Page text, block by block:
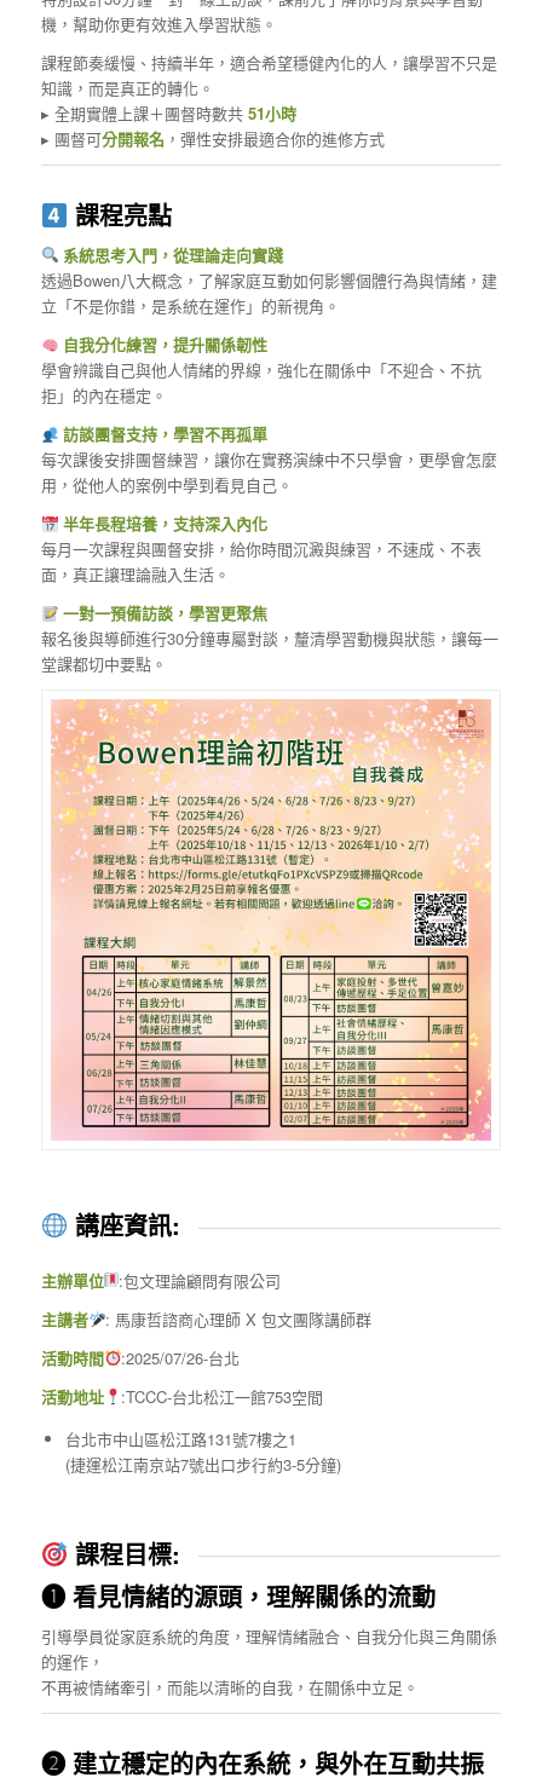
機，幫助你更有效進入學習狀態。
課程節奏緩慢、持續半年，適合希望穩健內化的人，讓學習不只是
知識，而是真正的轉化。
▸ 全期實體上課＋團督時數共 51小時
▸ 團督可分開報名 ，彈性安排最適合你的進修方式
課程亮點
系統思考入門，從理論走向實踐
透過Bowen八大概念，了解家庭互動如何影響個體行為與情緒，建
立「不是你錯，是系統在運作」的新視角。
自我分化練習，提升關係韌性
學會辨識自己與他人情緒的界線，強化在關係中「不迎合、不抗
拒」的內在穩定。
訪談團督支持，學習不再孤單
每次課後安排團督練習，讓你在實務演練中不只學會，更學會怎麼
用，從他人的案例中學到看見自己。
半年長程培養，支持深入內化
每月一次課程與團督安排，給你時間沉澱與練習，不速成、不表
面，真正讓理論融入生活。
一對一預備訪談，學習更聚焦
報名後與導師進行30分鐘專屬對談，釐清學習動機與狀態，讓每一
堂課都切中要點。
講座資訊:
主辦單位
:包文理論顧問有限公司
主講者
: 馬康哲諮商心理師 X 包文團隊講師群
活動時間
:2025/07/26-台北
活動地址
:TCCC-台北松江一館753空間
台北市中山區松江路131號7樓之1
(捷運松江南京站7號出口步行約3-5分鐘)
課程目標:
❶ 看見情緒的源頭，理解關係的流動
引導學員從家庭系統的角度，理解情緒融合、自我分化與三角關係
的運作，
不再被情緒牽引，而能以清晰的自我，在關係中立足。
❷ 建立穩定的內在系統，與外在互動共振